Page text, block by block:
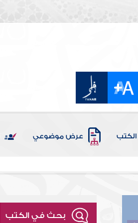
الكتب عرض موضوعي
بحث في الكتب